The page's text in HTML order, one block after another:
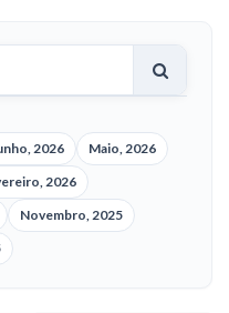
2026
Maio, 2026
2026
Novembro, 2025